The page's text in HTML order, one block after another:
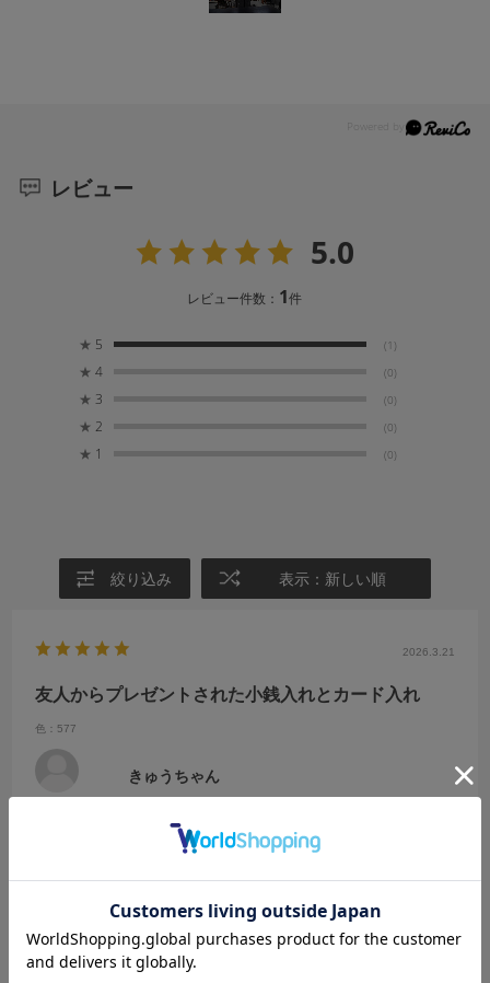
レビュー
5.0
レビュー件数： 1件
★ 5 (1)
★ 4 (0)
★ 3 (0)
★ 2 (0)
★ 1 (0)
絞り込み 表示：新しい順
2026.3.21
友人からプレゼントされた小銭入れとカード入れ
色：577
きゅうちゃん
微妙な色使いで丁度良いサイズ感でとても気に入りました届いてから
毎日でかける時かけています。マグネットで開閉できて財布などいろ
いろ出しやすいです。また魅力的な品待っています。
続きを読む